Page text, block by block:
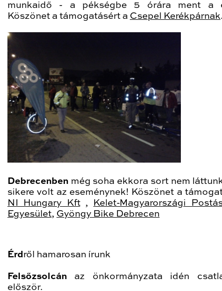
munkaidő - a pékségbe 5 órára ment a
Köszönet a támogatásért a Csepel Kerékpárnak
Debrecenben még soha ekkora sort nem
sikere volt az eseménynek! Köszönet a
NI Hungary Kft,
Kelet-Magyarországi
Egyesület, Gyöngy Bike Debrecen
Érdről hamarosan írunk
Felsőzsolcán az önkormányzata idén
először.